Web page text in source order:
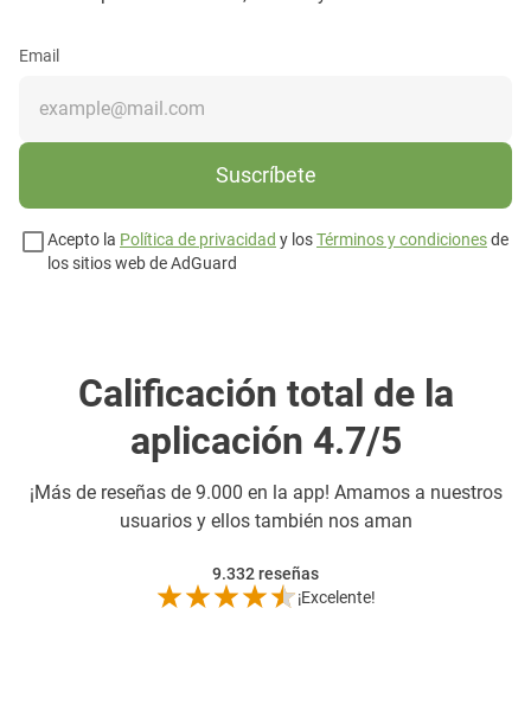
Email
Suscríbete
Acepto la Política de privacidad y losTérminos y condicionesde
los sitios web de AdGuard
Calificación total de la
aplicación 4.7/5
¡Más de reseñas de 9.000 en la app! Amamos a nuestros
usuarios y ellos también nos aman
9.332reseñas
¡Excelente!